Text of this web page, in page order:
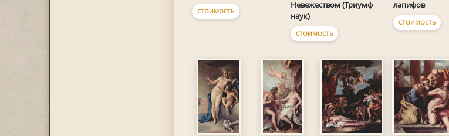
СТОИМОСТЬ
Невежеством (Триумф
наук)
СТОИМОСТЬ
лапифов
СТОИМОСТЬ